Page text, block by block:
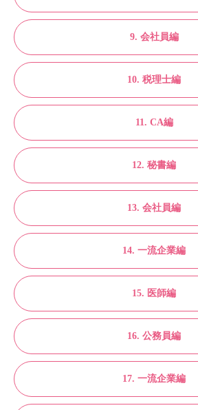
9. 会社員編
10. 税理士編
11. CA編
12. 秘書編
13. 会社員編
14. 一流企業編
15. 医師編
16. 公務員編
17. 一流企業編